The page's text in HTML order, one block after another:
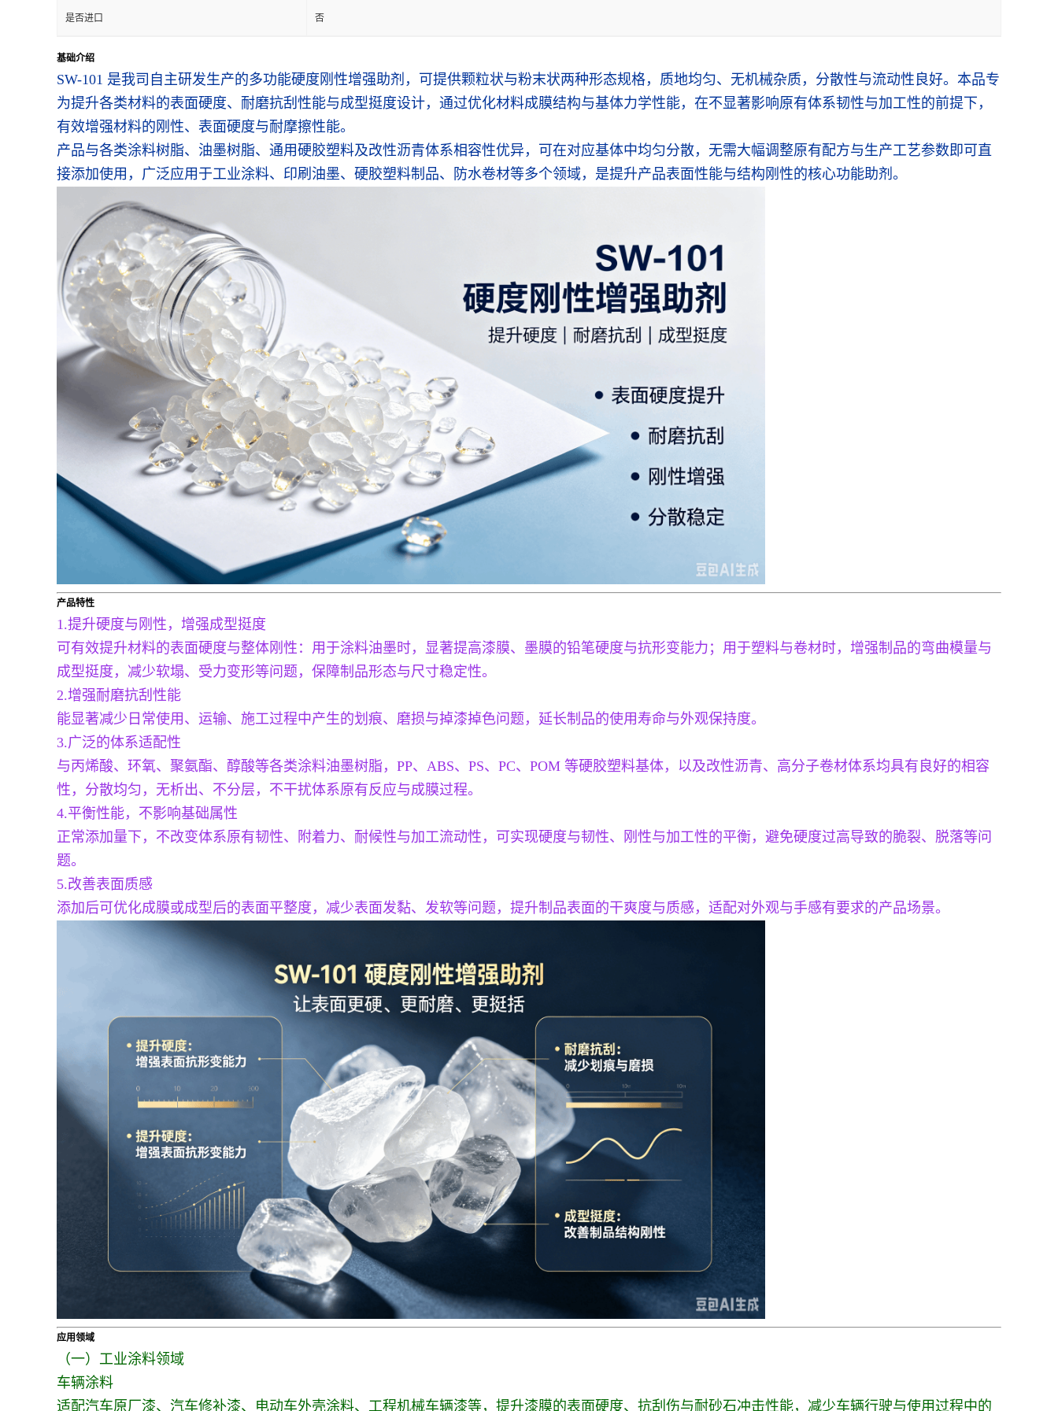
是否进口 否
基础介绍
SW-101 是我司自主研发生产的多功能硬度刚性增强助剂，可提供颗粒状与粉末状两种形态规格，质地均匀、无机械杂质，分散性与流动性良好。本品专
为提升各类材料的表面硬度、耐磨抗刮性能与成型挺度设计，通过优化材料成膜结构与基体力学性能，在不显著影响原有体系韧性与加工性的前提下，
有效增强材料的刚性、表面硬度与耐摩擦性能。
产品与各类涂料树脂、油墨树脂、通用硬胶塑料及改性沥青体系相容性优异，可在对应基体中均匀分散，无需大幅调整原有配方与生产工艺参数即可直
接添加使用，广泛应用于工业涂料、印刷油墨、硬胶塑料制品、防水卷材等多个领域，是提升产品表面性能与结构刚性的核心功能助剂。
产品特性
1.提升硬度与刚性，增强成型挺度
可有效提升材料的表面硬度与整体刚性：用于涂料油墨时，显著提高漆膜、墨膜的铅笔硬度与抗形变能力；用于塑料与卷材时，增强制品的弯曲模量与
成型挺度，减少软塌、受力变形等问题，保障制品形态与尺寸稳定性。
2.增强耐磨抗刮性能
能显著减少日常使用、运输、施工过程中产生的划痕、磨损与掉漆掉色问题，延长制品的使用寿命与外观保持度。
3.广泛的体系适配性
与丙烯酸、环氧、聚氨酯、醇酸等各类涂料油墨树脂，PP、ABS、PS、PC、POM 等硬胶塑料基体，以及改性沥青、高分子卷材体系均具有良好的相容
性，分散均匀，无析出、不分层，不干扰体系原有反应与成膜过程。
4.平衡性能，不影响基础属性
正常添加量下，不改变体系原有韧性、附着力、耐候性与加工流动性，可实现硬度与韧性、刚性与加工性的平衡，避免硬度过高导致的脆裂、脱落等问
题。
5.改善表面质感
添加后可优化成膜或成型后的表面平整度，减少表面发黏、发软等问题，提升制品表面的干爽度与质感，适配对外观与手感有要求的产品场景。
应用领域
（一）工业涂料领域
车辆涂料
适配汽车原厂漆、汽车修补漆、电动车外壳涂料、工程机械车辆漆等，提升漆膜的表面硬度、抗刮伤与耐砂石冲击性能，减少车辆行驶与使用过程中的